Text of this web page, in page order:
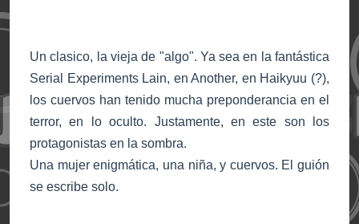
Un clasico, la vieja de "algo". Ya sea en la fantástica
Serial Experiments Lain, en Another, en Haikyuu (?),
los cuervos han tenido mucha preponderancia en el
terror, en lo oculto. Justamente, en este son los
protagonistas en la sombra.
Una mujer enigmática, una niña, y cuervos. El guión
se escribe solo.